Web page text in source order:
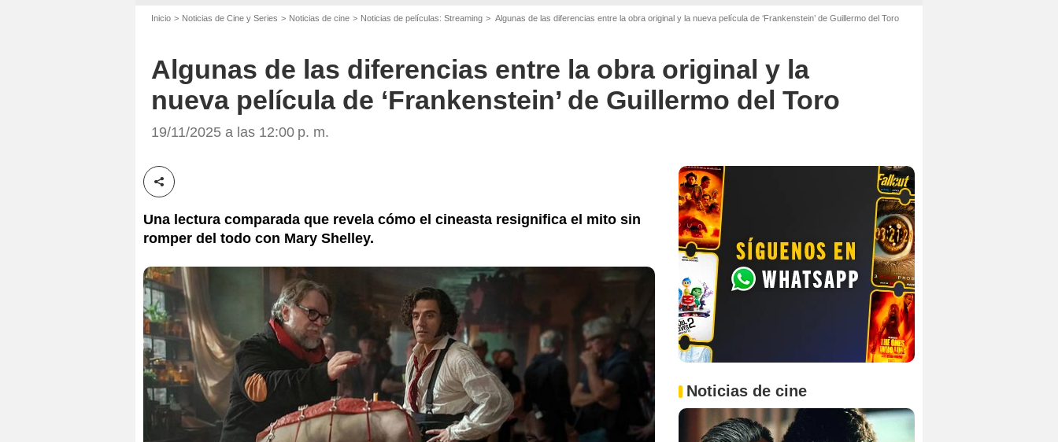
Inicio Noticias de Cine y Series Noticias de cine Noticias de películas: Streaming Algunas de las diferencias entre la obra original y la nueva película de ‘Frankenstein’ de Guillermo del Toro
Algunas de las diferencias entre la obra original y la
nueva película de ‘Frankenstein’ de Guillermo del Toro
19/11/2025 a las 12:00 p. m.
Compartir esta noticia
Una lectura comparada que revela cómo el cineasta resignifica el mito sin
romper del todo con Mary Shelley.
Noticias de cine